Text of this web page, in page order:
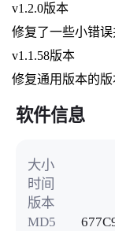
v1.2.0版本
修复了一些小错
v1.1.58版本
修复通用版本的
软件信息
大小
时间
版本
MD5